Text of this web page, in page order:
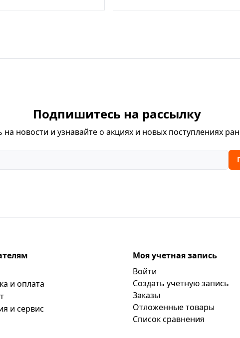
Подпишитесь на рассылку
новости и узнавайте о акциях и новых поступлениях
и оплата
и сервис
Моя учетная запись
Войти
Создать учетную запись
Заказы
Отложенные товары
Список сравнения